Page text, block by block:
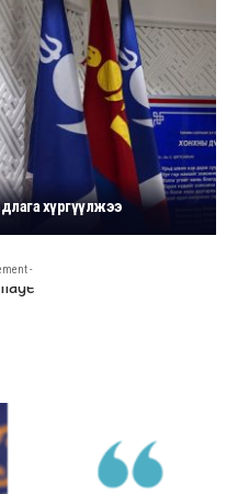
хүргүүлжээ
-